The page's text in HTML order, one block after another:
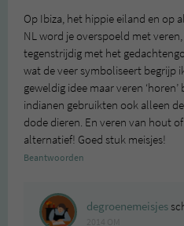
Op Ibiza, het hippie eiland en op
NL word je overspoeld met
tegenstrijdig met het
wat de veer symboliseert begrijp
geweldig idee maar veren
indianen gebruikten ook alleen
dode dieren. En veren van hout
alternatief! Goed stuk meisjes!
Beantwoorden
degroenemeisjes